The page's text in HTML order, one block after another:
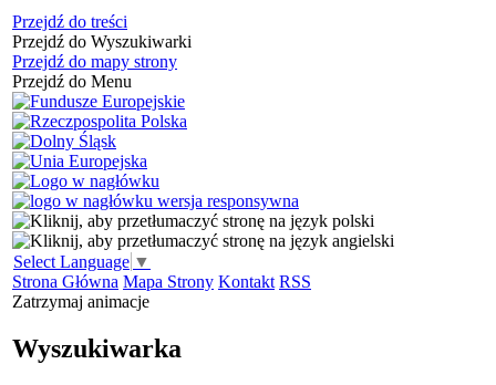
Przejdź do treści
Przejdź do Wyszukiwarki
Przejdź do mapy strony
Przejdź do Menu
Select Language ▼
Strona Główna Mapa Strony Kontakt RSS
Zatrzymaj animacje
Wyszukiwarka